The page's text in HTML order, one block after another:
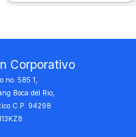
Corporativo
no. 585 1,
Boca del Rio,
C.P. 94298